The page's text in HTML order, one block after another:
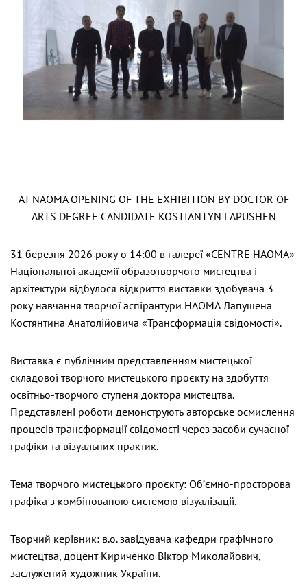
AT NAOMA OPENING OF THE EXHIBITION BY DOCTOR OF
ARTS DEGREE CANDIDATE KOSTIANTYN LAPUSHEN
31 березня 2026 року о 14:00 в галереї «CENTRE НАОМА»
Національної академії образотворчого мистецтва і
архітектури відбулося відкриття виставки здобувача 3
року навчання творчої аспірантури НАОМА Лапушена
Костянтина Анатолійовича «Трансформація свідомості».
Виставка є публічним представленням мистецької
складової творчого мистецького проєкту на здобуття
освітньо-творчого ступеня доктора мистецтва.
Представлені роботи демонструють авторське осмислення
процесів трансформації свідомості через засоби сучасної
графіки та візуальних практик.
Тема творчого мистецького проєкту: Об’ємно-просторова
графіка з комбінованою системою візуалізації.
Творчий керівник: в.о. завідувача кафедри графічного
мистецтва, доцент Кириченко Віктор Миколайович,
заслужений художник України.